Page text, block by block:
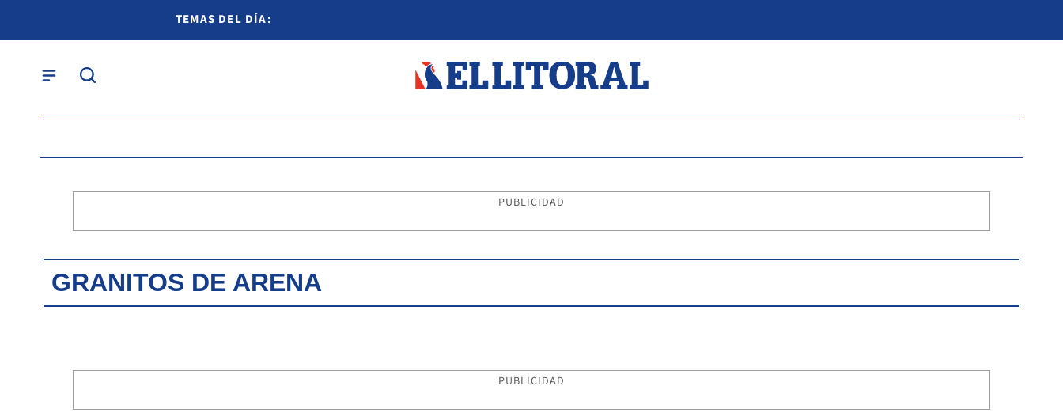
TEMAS DEL DÍA:
PUBLICIDAD
GRANITOS DE ARENA
PUBLICIDAD